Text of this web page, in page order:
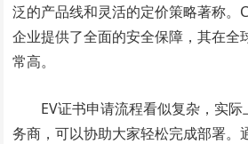
泛的产品线和灵活的定价策略著称。
企业提供了全面的安全保障，其在全
常高。
EV证书申请流程看似复杂，实
务商，可以协助大家轻松完成部署。